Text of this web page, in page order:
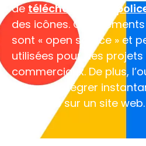
detélécharger des
des icônes. Ces
sont « open source » et
utilisées pour des
commerciaux. De plus,
API pour intégrer
d’écriture sur un site web.